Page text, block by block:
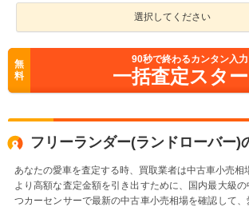
選択してください
無
料
90秒で終わるカンタン入力
一括査定スタ
フリーランダー(ランドローバー)
あなたの愛車を査定する時、買取業者は中古車小売相
より高額な査定金額を引き出すために、国内最大級
つカーセンサーで最新の中古車小売相場を確認して